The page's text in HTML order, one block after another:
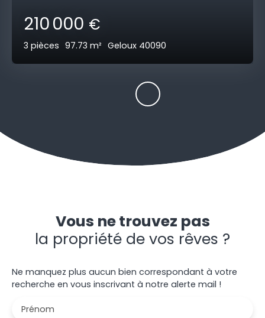
210 000 €
3 pièces 97.73 m² Geloux 40090
Vous ne trouvez pas
la propriété de vos rêves ?
Ne manquez plus aucun bien correspondant à votre
recherche en vous inscrivant à notre alerte mail !
Prénom